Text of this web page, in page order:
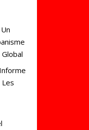
Global